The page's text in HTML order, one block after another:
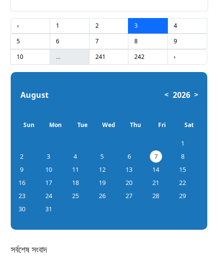
‹ 1 2 3
4
5
6 7 8
9
10
... 241 242 ›
August < 2026 >
Sun Mon Tue Wed Thu Fri Sat
1
2
3 4 5 6 7
8
9
10 11 12 13 14
15
16
17 18 19 20 21
22
23
24 25 26 27 28
29
30
31
সর্বশেষ সংবাদ